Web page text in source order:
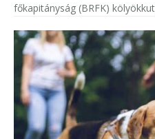
főkapitányság (BRFK)